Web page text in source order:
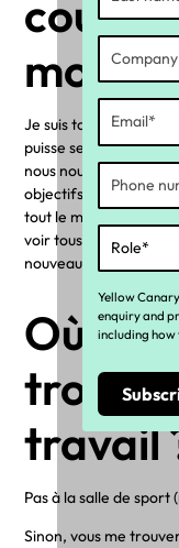
cours
mois ?
Je suis toujours
puisse se réunir, ce
nous nous réunissons
objectifs pour
tout le monde et de
voir tous les membres
nouveaux visages.
Où
trouver
travail
Pas à la salle de
Sinon, vous me
Yellow
enquiry and
including how